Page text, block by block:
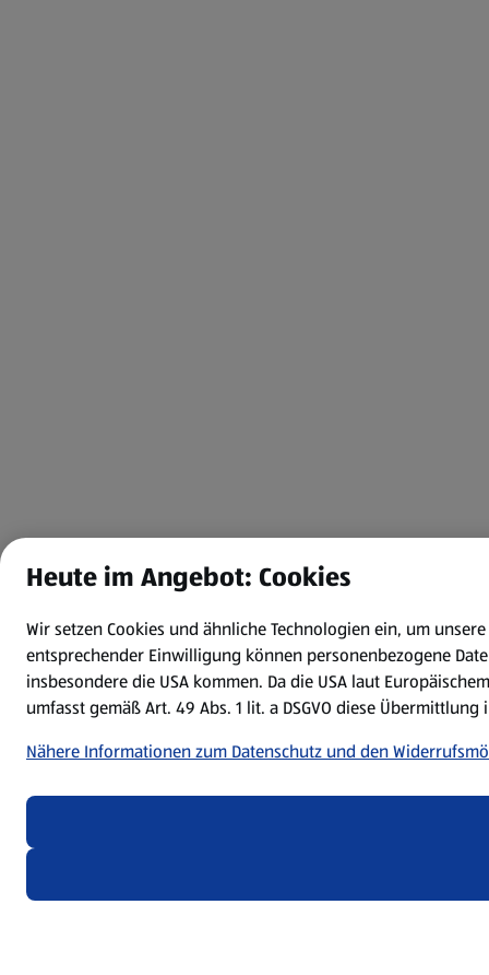
Heute im Angebot: Cookies
Wir setzen Cookies und ähnliche Technologien ein, um
entsprechender Einwilligung können personenbezogene
insbesondere die USA kommen. Da die USA laut
umfasst gemäß Art. 49 Abs. 1 lit. a DSGVO diese
Nähere Informationen zum Datenschutz und den